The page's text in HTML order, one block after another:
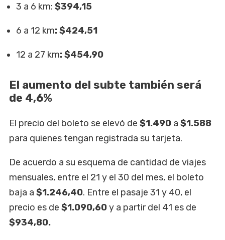
3 a 6 km:$394,15
6 a 12 km: $424,51
12 a 27 km: $454,90
El aumento del subte también será
de 4,6%
El precio del boleto se elevó de $1.490 a $1.588
para quienes tengan registrada su tarjeta.
De acuerdo a su esquema de cantidad de viajes
mensuales, entre el 21 y el 30 del mes, el boleto
baja a $1.246,40. Entre el pasaje 31 y 40, el
precio es de $1.090,60y a partir del 41 es de
$934,80.